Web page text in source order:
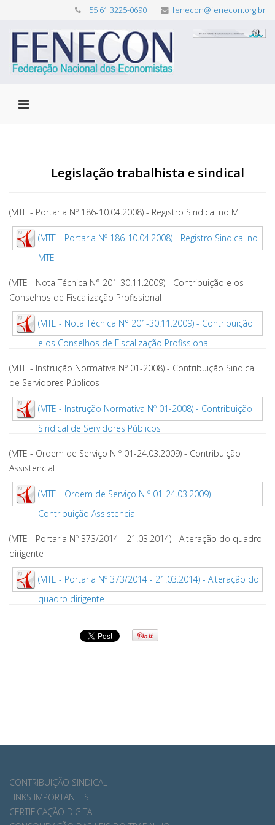
+55 61 3225-0690 fenecon@fenecon.org.br
Legislação trabalhista e sindical
(MTE - Portaria Nº 186-10.04.2008) - Registro Sindical no MTE
(MTE - Portaria Nº 186-10.04.2008) - Registro Sindical no
MTE
(MTE - Nota Técnica N° 201-30.11.2009) - Contribuição e os
Conselhos de Fiscalização Profissional
(MTE - Nota Técnica N° 201-30.11.2009) - Contribuição
e os Conselhos de Fiscalização Profissional
(MTE - Instrução Normativa Nº 01-2008) - Contribuição Sindical
de Servidores Públicos
(MTE - Instrução Normativa Nº 01-2008) - Contribuição
Sindical de Servidores Públicos
(MTE - Ordem de Serviço N º 01-24.03.2009) - Contribuição
Assistencial
(MTE - Ordem de Serviço N º 01-24.03.2009) -
Contribuição Assistencial
(MTE - Portaria Nº 373/2014 - 21.03.2014) - Alteração do quadro
dirigente
(MTE - Portaria Nº 373/2014 - 21.03.2014) - Alteração do
quadro dirigente
CONTRIBUIÇÃO SINDICAL
LINKS IMPORTANTES
CERTIFICAÇÃO DIGITAL